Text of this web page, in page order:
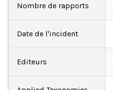
Nombre de rapports
Date de l'incident
Editeurs